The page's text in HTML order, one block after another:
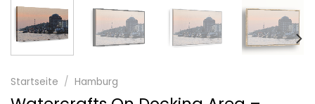
Startseite / Hamburg